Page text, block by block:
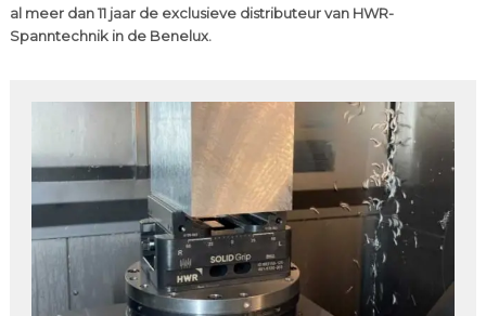
al meer dan 11 jaar de exclusieve distributeur van HWR-
Spanntechnik in de Benelux.